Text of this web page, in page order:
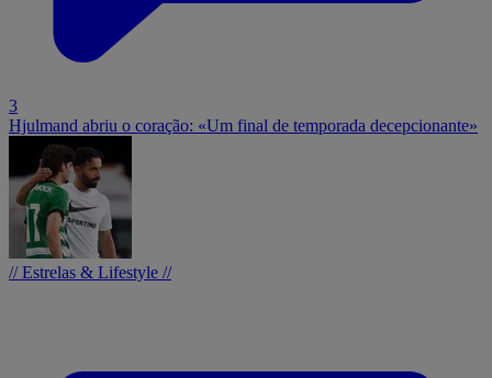
3
Hjulmand abriu o coração: «Um final de temporada decepcionante»
// Estrelas & Lifestyle //